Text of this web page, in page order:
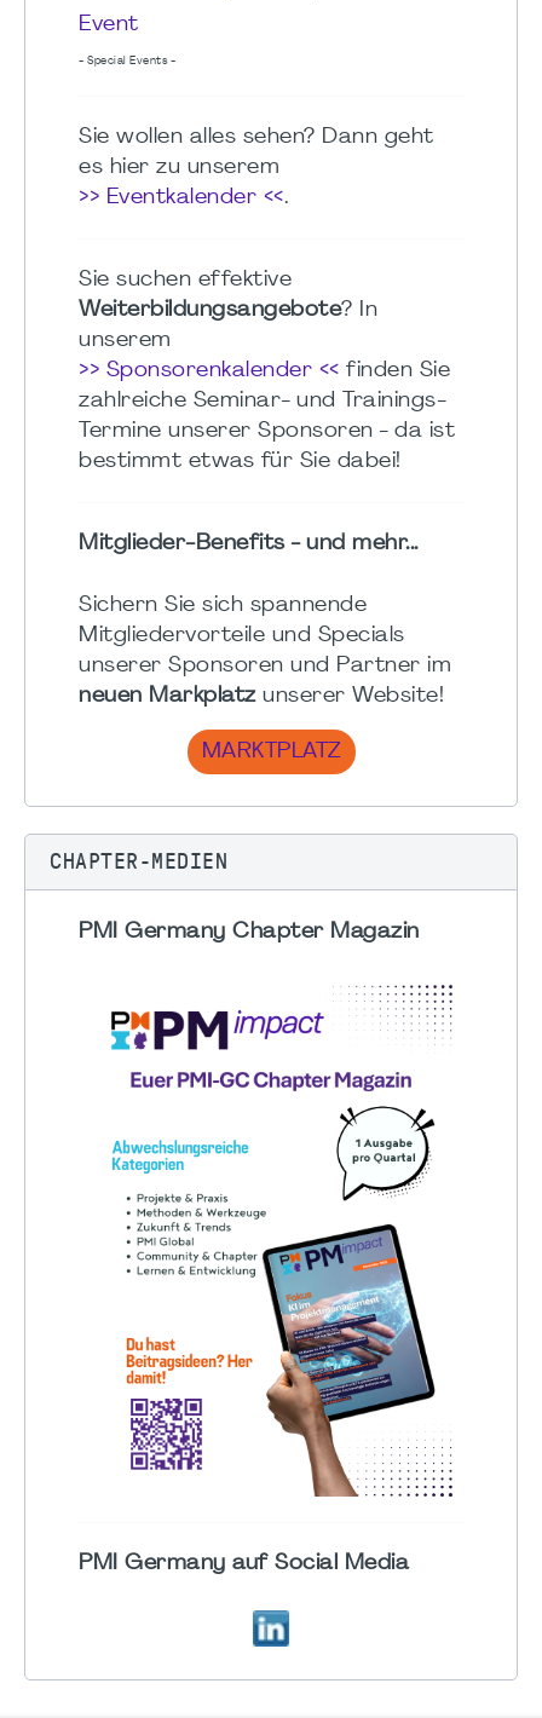
Event
- Special Events -
Sie wollen alles sehen? Dann geht
es hier zu unserem
>> Eventkalender <<.
Sie suchen effektive
Weiterbildungsangebote? In
unserem
>> Sponsorenkalender << finden Sie
zahlreiche Seminar- und Trainings-
Termine unserer Sponsoren - da ist
bestimmt etwas für Sie dabei!
Mitglieder-Benefits - und mehr...
Sichern Sie sich spannende
Mitgliedervorteile und Specials
unserer Sponsoren und Partner im
neuen Markplatzunserer Website!
MARKTPLATZ
CHAPTER-MEDIEN
PMI Germany Chapter Magazin
PMI Germany auf Social Media